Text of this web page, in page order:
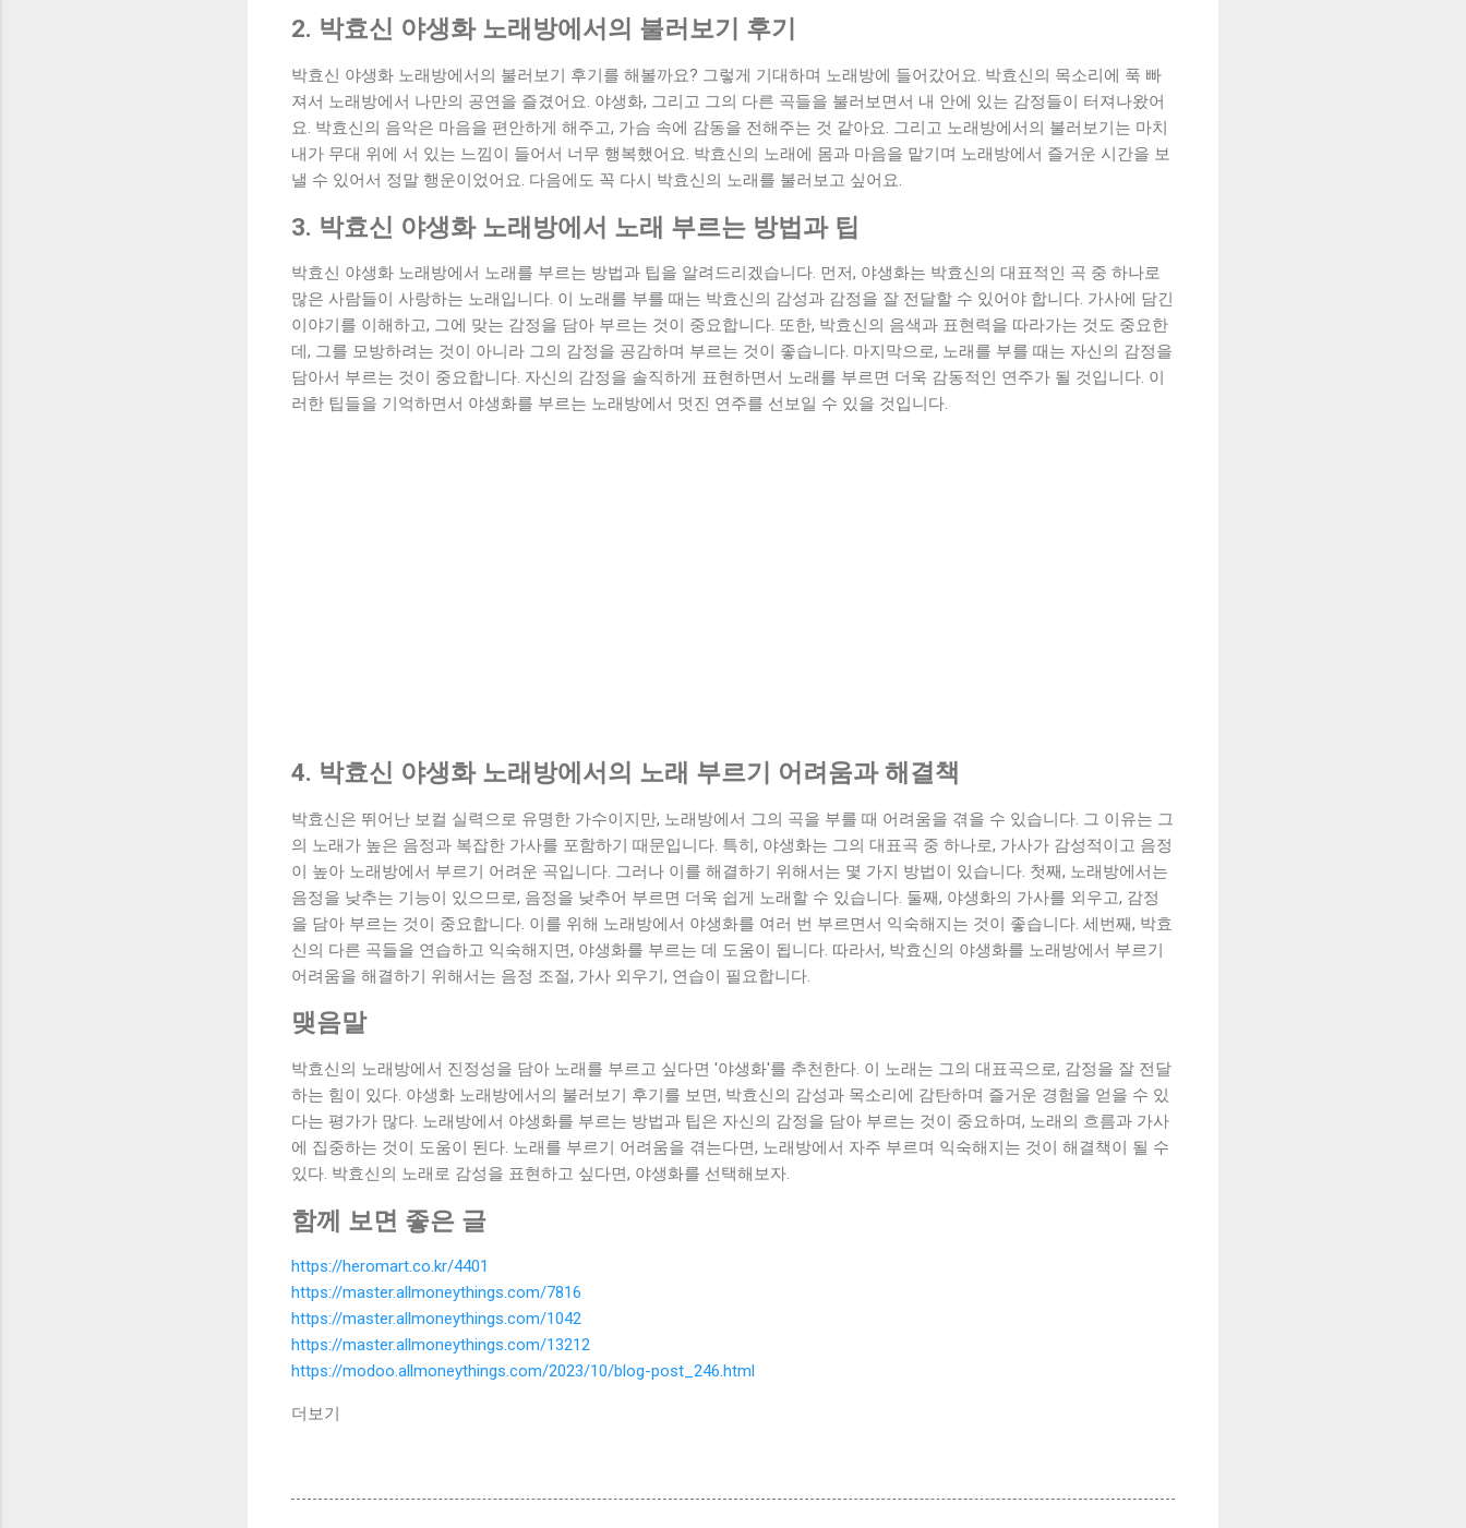
2. 박효신 야생화 노래방에서의 불러보기 후기
박효신 야생화 노래방에서의 불러보기 후기를 해볼까요? 그렇게 기대하며 노래방에 들어갔어요. 박효신의 목소리에 푹 빠
져서 노래방에서 나만의 공연을 즐겼어요. 야생화, 그리고 그의 다른 곡들을 불러보면서 내 안에 있는 감정들이 터져나왔어
요. 박효신의 음악은 마음을 편안하게 해주고, 가슴 속에 감동을 전해주는 것 같아요. 그리고 노래방에서의 불러보기는 마치
내가 무대 위에 서 있는 느낌이 들어서 너무 행복했어요. 박효신의 노래에 몸과 마음을 맡기며 노래방에서 즐거운 시간을 보
낼 수 있어서 정말 행운이었어요. 다음에도 꼭 다시 박효신의 노래를 불러보고 싶어요.
3. 박효신 야생화 노래방에서 노래 부르는 방법과 팁
박효신 야생화 노래방에서 노래를 부르는 방법과 팁을 알려드리겠습니다. 먼저, 야생화는 박효신의 대표적인 곡 중 하나로
많은 사람들이 사랑하는 노래입니다. 이 노래를 부를 때는 박효신의 감성과 감정을 잘 전달할 수 있어야 합니다. 가사에 담긴
이야기를 이해하고, 그에 맞는 감정을 담아 부르는 것이 중요합니다. 또한, 박효신의 음색과 표현력을 따라가는 것도 중요한
데, 그를 모방하려는 것이 아니라 그의 감정을 공감하며 부르는 것이 좋습니다. 마지막으로, 노래를 부를 때는 자신의 감정을
담아서 부르는 것이 중요합니다. 자신의 감정을 솔직하게 표현하면서 노래를 부르면 더욱 감동적인 연주가 될 것입니다. 이
러한 팁들을 기억하면서 야생화를 부르는 노래방에서 멋진 연주를 선보일 수 있을 것입니다.
4. 박효신 야생화 노래방에서의 노래 부르기 어려움과 해결책
박효신은 뛰어난 보컬 실력으로 유명한 가수이지만, 노래방에서 그의 곡을 부를 때 어려움을 겪을 수 있습니다. 그 이유는 그
의 노래가 높은 음정과 복잡한 가사를 포함하기 때문입니다. 특히, 야생화는 그의 대표곡 중 하나로, 가사가 감성적이고 음정
이 높아 노래방에서 부르기 어려운 곡입니다. 그러나 이를 해결하기 위해서는 몇 가지 방법이 있습니다. 첫째, 노래방에서는
음정을 낮추는 기능이 있으므로, 음정을 낮추어 부르면 더욱 쉽게 노래할 수 있습니다. 둘째, 야생화의 가사를 외우고, 감정
을 담아 부르는 것이 중요합니다. 이를 위해 노래방에서 야생화를 여러 번 부르면서 익숙해지는 것이 좋습니다. 세번째, 박효
신의 다른 곡들을 연습하고 익숙해지면, 야생화를 부르는 데 도움이 됩니다. 따라서, 박효신의 야생화를 노래방에서 부르기
어려움을 해결하기 위해서는 음정 조절, 가사 외우기, 연습이 필요합니다.
맺음말
박효신의 노래방에서 진정성을 담아 노래를 부르고 싶다면 '야생화'를 추천한다. 이 노래는 그의 대표곡으로, 감정을 잘 전달
하는 힘이 있다. 야생화 노래방에서의 불러보기 후기를 보면, 박효신의 감성과 목소리에 감탄하며 즐거운 경험을 얻을 수 있
다는 평가가 많다. 노래방에서 야생화를 부르는 방법과 팁은 자신의 감정을 담아 부르는 것이 중요하며, 노래의 흐름과 가사
에 집중하는 것이 도움이 된다. 노래를 부르기 어려움을 겪는다면, 노래방에서 자주 부르며 익숙해지는 것이 해결책이 될 수
있다. 박효신의 노래로 감성을 표현하고 싶다면, 야생화를 선택해보자.
함께 보면 좋은 글
https://heromart.co.kr/4401
https://master.allmoneythings.com/7816
https://master.allmoneythings.com/1042
https://master.allmoneythings.com/13212
https://modoo.allmoneythings.com/2023/10/blog-post_246.html
더보기